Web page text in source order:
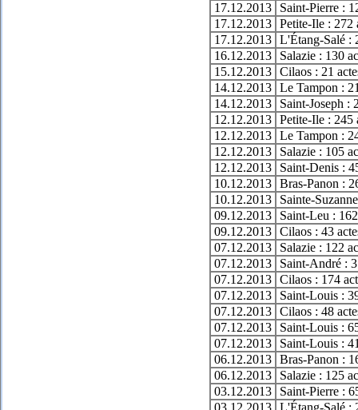
17.12.2013
Saint-Pierre :
17.12.2013 Petite-Ile : 272
17.12.2013 L'Étang-Salé :
16.12.2013
Salazie : 130
15.12.2013 Cilaos : 21
14.12.2013 Le Tampon :
14.12.2013
Saint-Joseph :
12.12.2013 Petite-Ile : 245
12.12.2013 Le Tampon :
12.12.2013
Salazie : 105
12.12.2013
Saint-Denis :
10.12.2013 Bras-Panon :
10.12.2013
Sainte-
09.12.2013
Saint-Leu :
09.12.2013 Cilaos : 43
07.12.2013
Salazie : 122
07.12.2013
Saint-André :
07.12.2013 Cilaos : 174
07.12.2013
Saint-Louis :
07.12.2013 Cilaos : 48
07.12.2013
Saint-Louis :
07.12.2013
Saint-Louis :
06.12.2013 Bras-Panon :
06.12.2013
Salazie : 125
03.12.2013
Saint-Pierre :